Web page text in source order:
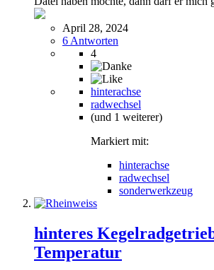
April 28, 2024
6 Antworten
4
hinterachse
radwechsel
(und 1 weiterer)
Markiert mit:
hinterachse
radwechsel
sonderwerkzeug
hinteres
Temperatur